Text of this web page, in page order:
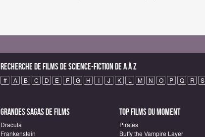
Recherche de Films de science-fiction de A à Z
# A B C D E F G H I J K L M N O P Q R S
Grandes sagas de Films
Dracula
Frankenstein
Top Films du moment
Pirates
Buffy the Vampire Layer